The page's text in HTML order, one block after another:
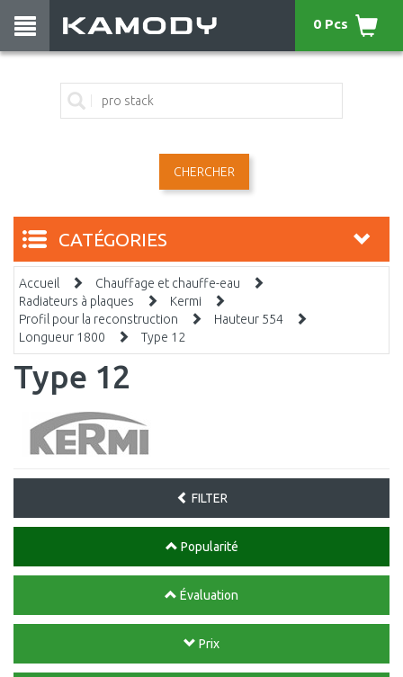
CHERCHER
0 Pcs
CATÉGORIES
Accueil
Chauffage et chauffe-eau
Radiateurs à plaques
Kermi
Profil pour la reconstruction
Hauteur 554
Longueur 1800
Type 12
Type 12
FILTER
Popularité
Évaluation
Prix